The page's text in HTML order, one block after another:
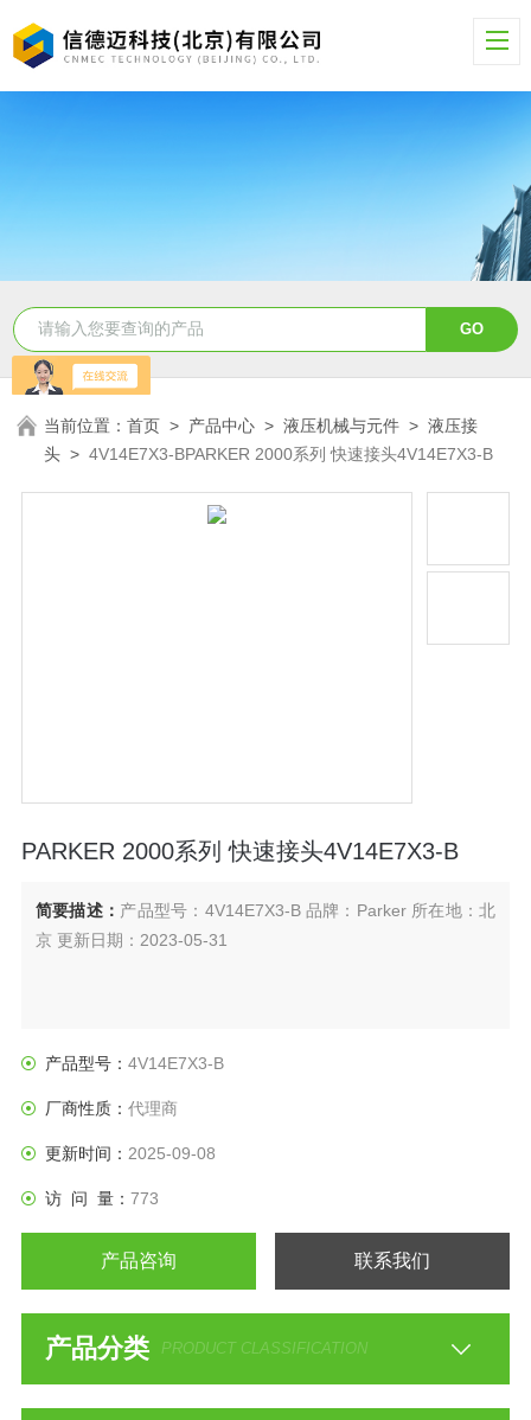
当前位置：首页 > 产品中心 >液压机械与元件 >液压接
头 >4V14E7X3-BPARKER 2000系列 快速接头4V14E7X3-B
PARKER 2000系列 快速接头4V14E7X3-B
简要描述： 产品型号：4V14E7X3-B 品牌：Parker 所在地：北
京 更新日期：2023-05-31
产品型号： 4V14E7X3-B
厂商性质： 代理商
更新时间： 2025-09-08
访 问 量： 773
产品咨询 联系我们
产品分类 PRODUCT CLASSIFICATION